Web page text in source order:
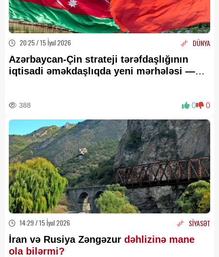
20:25 / 15 İyul 2026 DÜNYA
Azərbaycan-Çin strateji tərəfdaşlığının
iqtisadi əməkdaşlıqda yeni mərhələsi —
388 0 0
14:29 / 15 İyul 2026 SİYASƏT
İran və Rusiya Zəngəzur dəhlizinə mane
ola bilərmi?